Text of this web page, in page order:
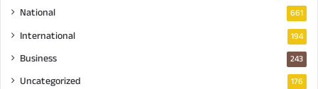
National 661
International 194
Business 243
Uncategorized 176